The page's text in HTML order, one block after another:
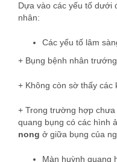
Dựa vào các yếu tố dưới
nhân:
Các yếu tố lâm
+ Bụng bệnh nhân trướng
+ Không còn sờ thấy các
+ Trong trường hợp
quang bụng có các hình
nong ở giữa bụng của
Màn huỳnh quang